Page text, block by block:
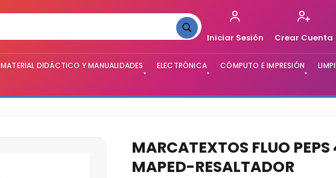
Iniciar Sesión Crear Cuenta
MATERIAL DIDÁCTICO Y MANUALIDADES
▾
ELECTRÓNICA
▾
CÓMPUTO E IMPRESIÓN
▾
MARCATEXTOS FLUO PEPS
MAPED-RESALTADOR